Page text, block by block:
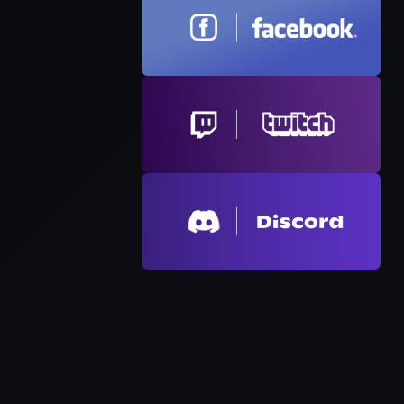
S16 FINAŁY LAN